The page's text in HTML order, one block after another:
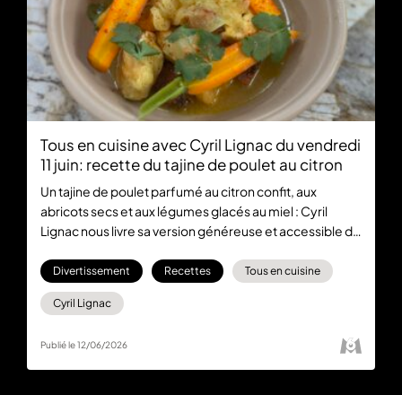
Tous en cuisine avec Cyril Lignac du vendredi
11 juin: recette du tajine de poulet au citron
Un tajine de poulet parfumé au citron confit, aux
abricots secs et aux légumes glacés au miel : Cyril
Lignac nous livre sa version généreuse et accessible de
spécial Coupe du Monde, du lundi au vendredi à 18:30
en direct sur M6+
Divertissement Recettes Tous en cuisine
Cyril Lignac
Publié le 12/06/2026